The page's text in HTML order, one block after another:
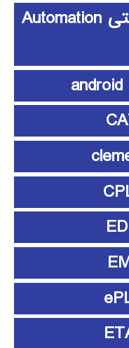
آموزش اتوماسیون صنعتی Automation